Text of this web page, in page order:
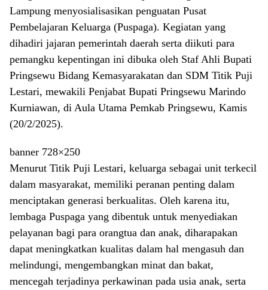
Lampung menyosialisasikan penguatan Pusat
Pembelajaran Keluarga (Puspaga). Kegiatan yang
dihadiri jajaran pemerintah daerah serta diikuti para
pemangku kepentingan ini dibuka oleh Staf Ahli Bupati
Pringsewu Bidang Kemasyarakatan dan SDM Titik Puji
Lestari, mewakili Penjabat Bupati Pringsewu Marindo
Kurniawan, di Aula Utama Pemkab Pringsewu, Kamis
(20/2/2025).
banner 728×250
Menurut Titik Puji Lestari, keluarga sebagai unit terkecil
dalam masyarakat, memiliki peranan penting dalam
menciptakan generasi berkualitas. Oleh karena itu,
lembaga Puspaga yang dibentuk untuk menyediakan
pelayanan bagi para orangtua dan anak, diharapakan
dapat meningkatkan kualitas dalam hal mengasuh dan
melindungi, mengembangkan minat dan bakat,
mencegah terjadinya perkawinan pada usia anak, serta